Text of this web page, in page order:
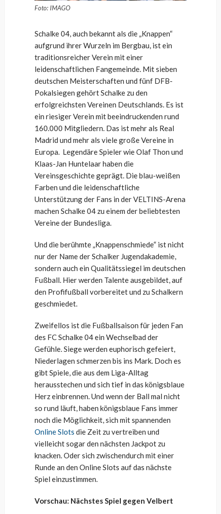
Foto: IMAGO
Schalke 04, auch bekannt als die „Knappen“
aufgrund ihrer Wurzeln im Bergbau, ist ein
traditionsreicher Verein mit einer
leidenschaftlichen Fangemeinde. Mit sieben
deutschen Meisterschaften und fünf DFB-
Pokalsiegen gehört Schalke zu den
erfolgreichsten Vereinen Deutschlands. Es ist
ein riesiger Verein mit beeindruckenden rund
160.000 Mitgliedern. Das ist mehr als Real
Madrid und mehr als viele große Vereine in
Europa. Legendäre Spieler wie Olaf Thon und
Klaas-Jan Huntelaar haben die
Vereinsgeschichte geprägt. Die blau-weißen
Farben und die leidenschaftliche
Unterstützung der Fans in der VELTINS-Arena
machen Schalke 04 zu einem der beliebtesten
Vereine der Bundesliga.
Und die berühmte „Knappenschmiede“ ist nicht
nur der Name der Schalker Jugendakademie,
sondern auch ein Qualitätssiegel im deutschen
Fußball. Hier werden Talente ausgebildet, auf
den Profifußball vorbereitet und zu Schalkern
geschmiedet.
Zweifellos ist die Fußballsaison für jeden Fan
des FC Schalke 04 ein Wechselbad der
Gefühle. Siege werden euphorisch gefeiert,
Niederlagen schmerzen bis ins Mark. Doch es
gibt Spiele, die aus dem Liga-Alltag
herausstechen und sich tief in das königsblaue
Herz einbrennen. Und wenn der Ball mal nicht
so rund läuft, haben königsblaue Fans immer
noch die Möglichkeit, sich mit spannenden
Online Slots die Zeit zu vertreiben und
vielleicht sogar den nächsten Jackpot zu
knacken. Oder sich zwischendurch mit einer
Runde an den Online Slots auf das nächste
Spiel einzustimmen.
Vorschau: Nächstes Spiel gegen Velbert